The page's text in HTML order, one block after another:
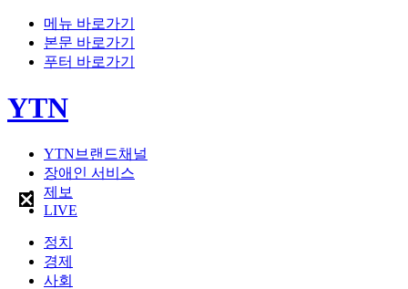
메뉴 바로가기
본문 바로가기
푸터 바로가기
YTN
YTN브랜드채널
장애인 서비스
제보
LIVE
정치
경제
사회